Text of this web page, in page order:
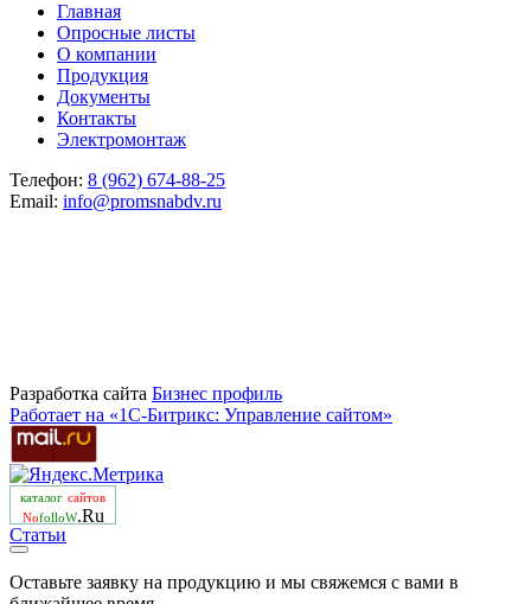
Главная
Опросные листы
О компании
Продукция
Документы
Контакты
Электромонтаж
Телефон: 8 (962) 674-88-25
Email: info@promsnabdv.ru
Разработка сайта Бизнеc профиль
Работает на «1С-Битрикс: Управление сайтом»
каталог сайтов
NofolloW.Ru
Статьи
Оставьте заявку на продукцию и мы свяжемся с вами в